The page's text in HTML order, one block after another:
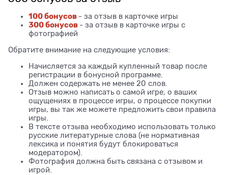
100 бонусов - за отзыв в карточке игры
300 бонусов - за отзыв в карточке игры с
фотографией
Обратите внимание на следующие условия:
Начисляется за каждый купленный товар после
регистрации в бонусной программе.
Должен содержать не менее 20 слов.
Отзыв можно написать о самой игре, о ваших
ощущениях в процессе игры, о процессе покупки
игры, вы так же можете предложить свои правила
игры.
В тексте отзыва необходимо использовать только
русские литературные слова (не нормативная
лексика и понятия будут блокироваться
модератором).
Фотография должна быть связана с отзывом и
игрой.